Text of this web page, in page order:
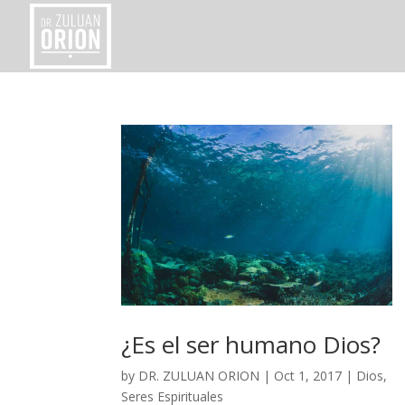
¿Es el ser humano Dios?
by DR. ZULUAN ORION | Oct 1, 2017 | Dios,
Seres Espirituales